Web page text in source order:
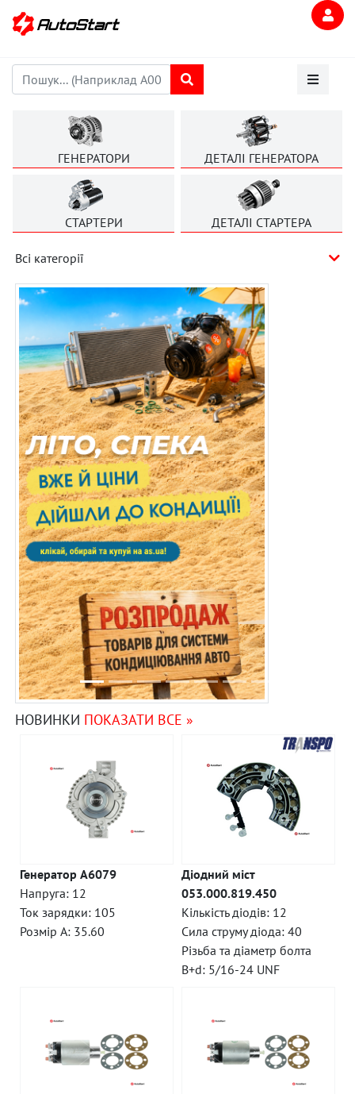
ГЕНЕРАТОРИ ДЕТАЛІ ГЕНЕРАТОРА
СТАРТЕРИ ДЕТАЛІ СТАРТЕРА
Всі категорії
НОВИНКИ ПОКАЗАТИ ВСЕ »
Генератор A6079
Напруга: 12
Ток зарядки: 105
Розмір A: 35.60
Діодний міст
053.000.819.450
Кількість діодів: 12
Сила струму діода: 40
Різьба та діаметр болта
B+d: 5/16-24 UNF